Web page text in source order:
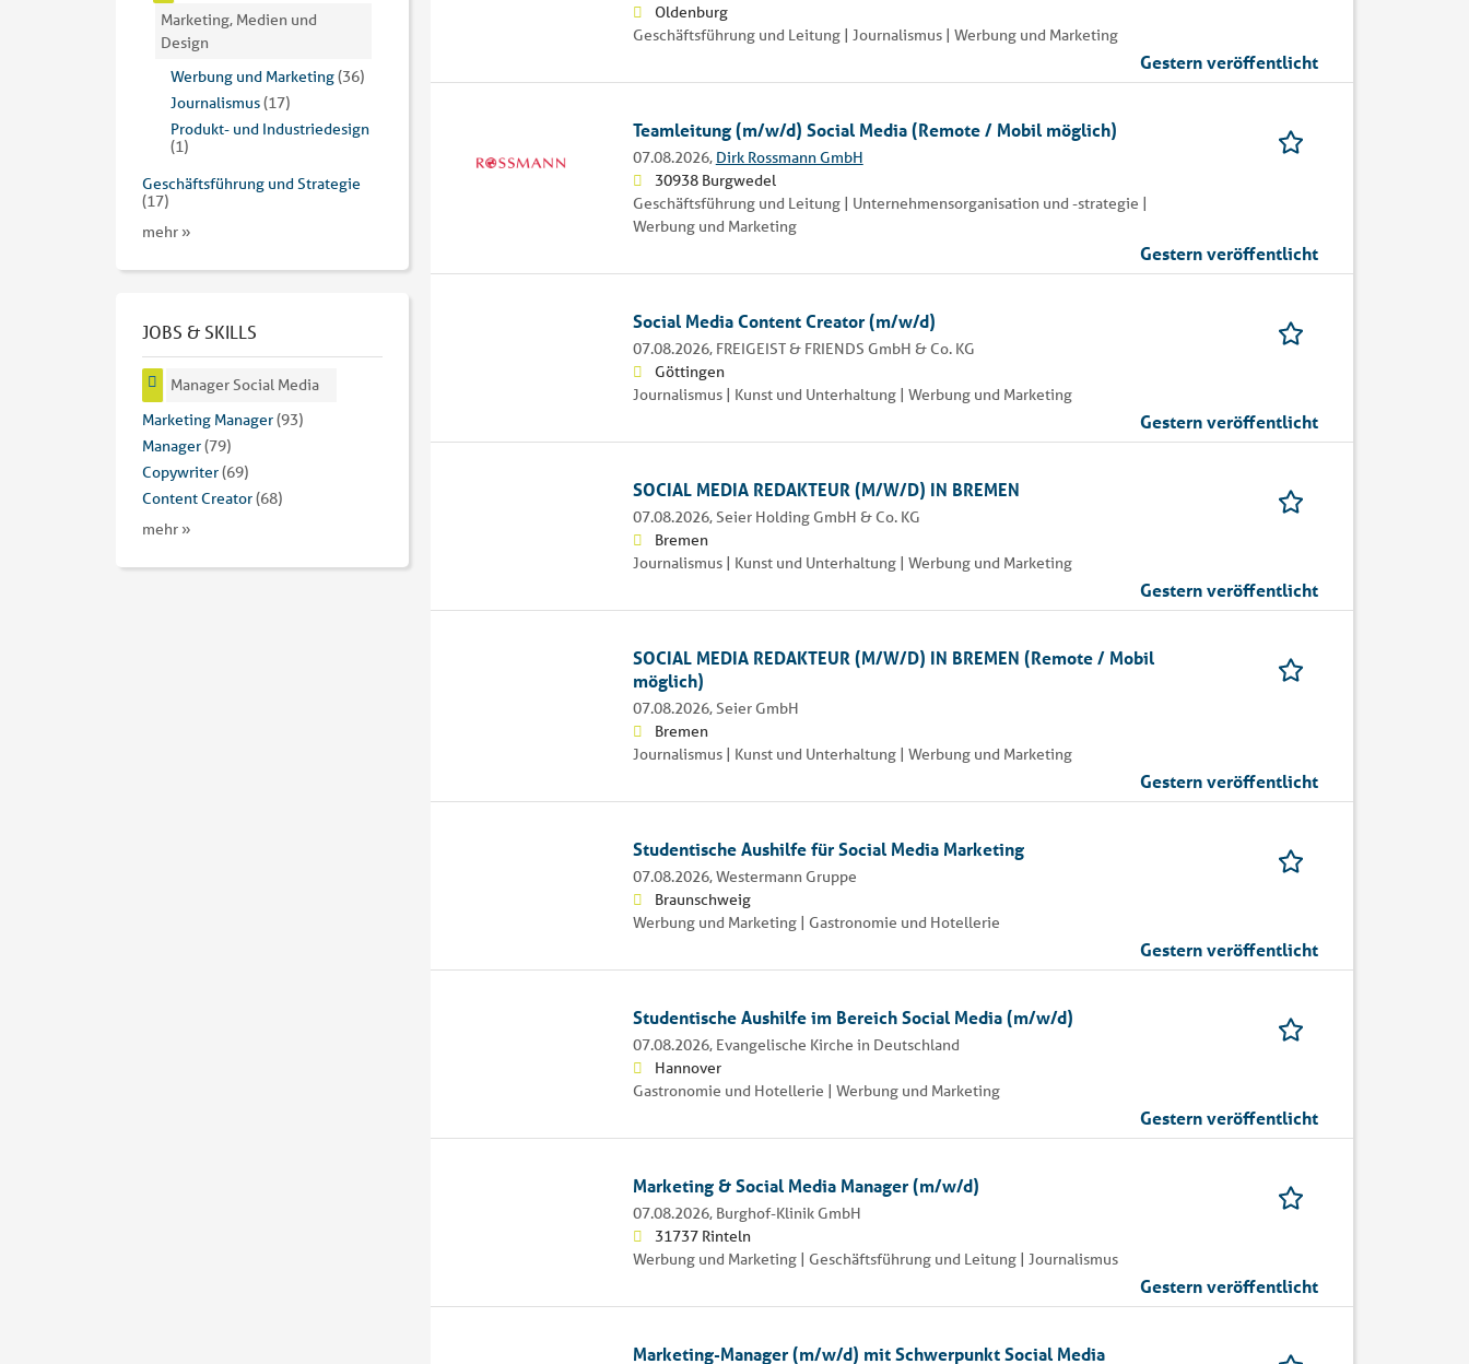
Oldenburg
Geschäftsführung und Leitung | Journalismus | Werbung und Marketing
Gestern veröffentlicht
Teamleitung (m/w/d) Social Media (Remote / Mobil möglich)
07.08.2026, Dirk Rossmann GmbH
30938 Burgwedel
Geschäftsführung und Leitung | Unternehmensorganisation und -strategie |
Werbung und Marketing
Gestern veröffentlicht
Social Media Content Creator (m/w/d)
07.08.2026, FREIGEIST & FRIENDS GmbH & Co. KG
Göttingen
Journalismus | Kunst und Unterhaltung | Werbung und Marketing
Gestern veröffentlicht
SOCIAL MEDIA REDAKTEUR (M/W/D) IN BREMEN
07.08.2026, Seier Holding GmbH & Co. KG
Bremen
Journalismus | Kunst und Unterhaltung | Werbung und Marketing
Gestern veröffentlicht
SOCIAL MEDIA REDAKTEUR (M/W/D) IN BREMEN (Remote / Mobil
möglich)
07.08.2026, Seier GmbH
Bremen
Journalismus | Kunst und Unterhaltung | Werbung und Marketing
Gestern veröffentlicht
Studentische Aushilfe für Social Media Marketing
07.08.2026,Westermann Gruppe
Braunschweig
Werbung und Marketing | Gastronomie und Hotellerie
Gestern veröffentlicht
Studentische Aushilfe im Bereich Social Media (m/w/d)
07.08.2026, Evangelische Kirche in Deutschland
Hannover
Gastronomie und Hotellerie | Werbung und Marketing
Gestern veröffentlicht
Marketing & Social Media Manager (m/w/d)
07.08.2026, Burghof-Klinik GmbH
31737 Rinteln
Werbung und Marketing | Geschäftsführung und Leitung | Journalismus
Gestern veröffentlicht
Marketing-Manager (m/w/d) mit Schwerpunkt Social Media
Marketing, Medien und
Design
Werbung und Marketing(36)
Journalismus(17)
Produkt- und Industriedesign
(1)
Geschäftsführung und Strategie
(17)
mehr »
JOBS & SKILLS
Manager Social Media
Marketing Manager(93)
Manager(79)
Copywriter(69)
Content Creator(68)
mehr »